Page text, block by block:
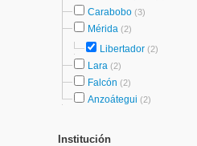
Carabobo (3)
Mérida (2)
Libertador (2)
Lara (2)
Falcón (2)
Anzoátegui (2)
Institución